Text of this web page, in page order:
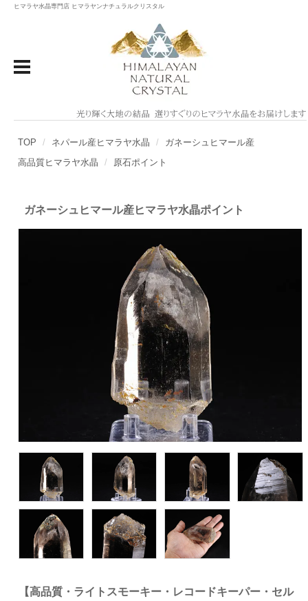
ヒマラヤ水晶専門店 ヒマラヤンナチュラルクリスタル
TOP ネパール産ヒマラヤ水晶
ガネーシュヒマール産
高品質ヒマラヤ水晶
原石ポイント
ガネーシュヒマール産ヒマラヤ水晶ポイント
【高品質・ライトスモーキー・レコードキーパー・セル